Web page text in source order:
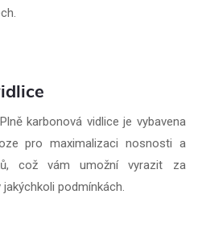
karbonová vidlice je vybavena
pro maximalizaci nosnosti a
což vám umožní vyrazit za
podmínkách.